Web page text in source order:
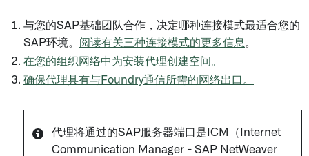
与您的SAP基础团队合作，决定哪种连接模式最适合您的
SAP环境。 阅读有关三种连接模式的更多信息 。
在您的组织网络中为安装代理创建空间。
确保代理具有与Foundry通信所需的网络出口。
代理将通过的SAP服务器端口是ICM（Internet
Communication Manager - SAP NetWeaver